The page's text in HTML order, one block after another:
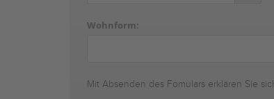
Wohnform:
Mit Absenden des Fomulars erklären Sie